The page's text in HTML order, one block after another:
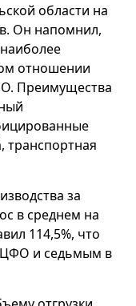
области на
Он напомнил,
отношении
Преимущества
транспортная
за
в среднем на
114,5%, что
ЦФО и седьмым в